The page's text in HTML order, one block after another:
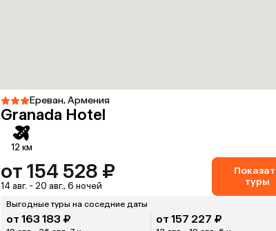
Ереван, Армения
Granada Hotel
12 км
от 154 528 ₽
14 авг. - 20 авг., 6 ночей
туры
Выгодные туры на соседние даты
от 163 183 ₽ от 157 227 ₽